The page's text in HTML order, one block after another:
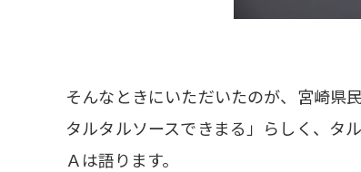
そんなときにいただいたのが、宮崎県
タルタルソースできまる」らしく、タ
Ａは語ります。